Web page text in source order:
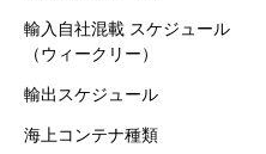
輸入自社混載 スケジュール
（ウィークリー）
輸出スケジュール
海上コンテナ種類